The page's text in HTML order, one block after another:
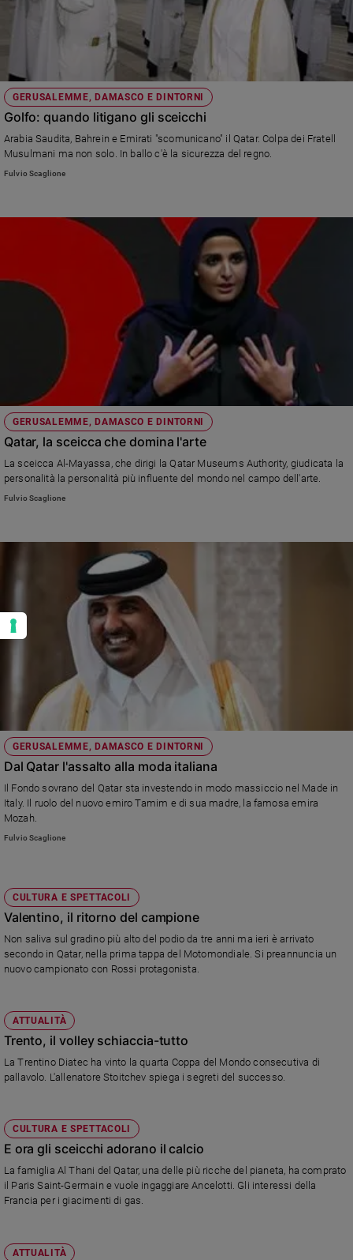
GERUSALEMME, DAMASCO E DINTORNI
Golfo: quando litigano gli sceicchi
Arabia Saudita, Bahrein e Emirati "scomunicano" il Qatar. Colpa dei Fratell
Musulmani ma non solo. In ballo c'è la sicurezza del regno.
Fulvio Scaglione
GERUSALEMME, DAMASCO E DINTORNI
Qatar, la sceicca che domina l'arte
La sceicca Al-Mayassa, che dirigi la Qatar Museums Authority, giudicata la
personalità la personalità più influente del mondo nel campo dell'arte.
Fulvio Scaglione
GERUSALEMME, DAMASCO E DINTORNI
Dal Qatar l'assalto alla moda italiana
Il Fondo sovrano del Qatar sta investendo in modo massiccio nel Made in
Italy. Il ruolo del nuovo emiro Tamim e di sua madre, la famosa emira
Mozah.
Fulvio Scaglione
CULTURA E SPETTACOLI
Valentino, il ritorno del campione
Non saliva sul gradino più alto del podio da tre anni ma ieri è arrivato
secondo in Qatar, nella prima tappa del Motomondiale. Si preannuncia un
nuovo campionato con Rossi protagonista.
ATTUALITÀ
Trento, il volley schiaccia-tutto
La Trentino Diatec ha vinto la quarta Coppa del Mondo consecutiva di
pallavolo. L'allenatore Stoitchev spiega i segreti del successo.
CULTURA E SPETTACOLI
E ora gli sceicchi adorano il calcio
La famiglia Al Thani del Qatar, una delle più ricche del pianeta, ha comprato
il Paris Saint-Germain e vuole ingaggiare Ancelotti. Gli interessi della
Francia per i giacimenti di gas.
ATTUALITÀ